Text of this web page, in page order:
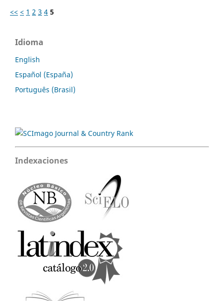
<< < 1 2 3 4 5
Idioma
English
Español (España)
Português (Brasil)
Indexaciones